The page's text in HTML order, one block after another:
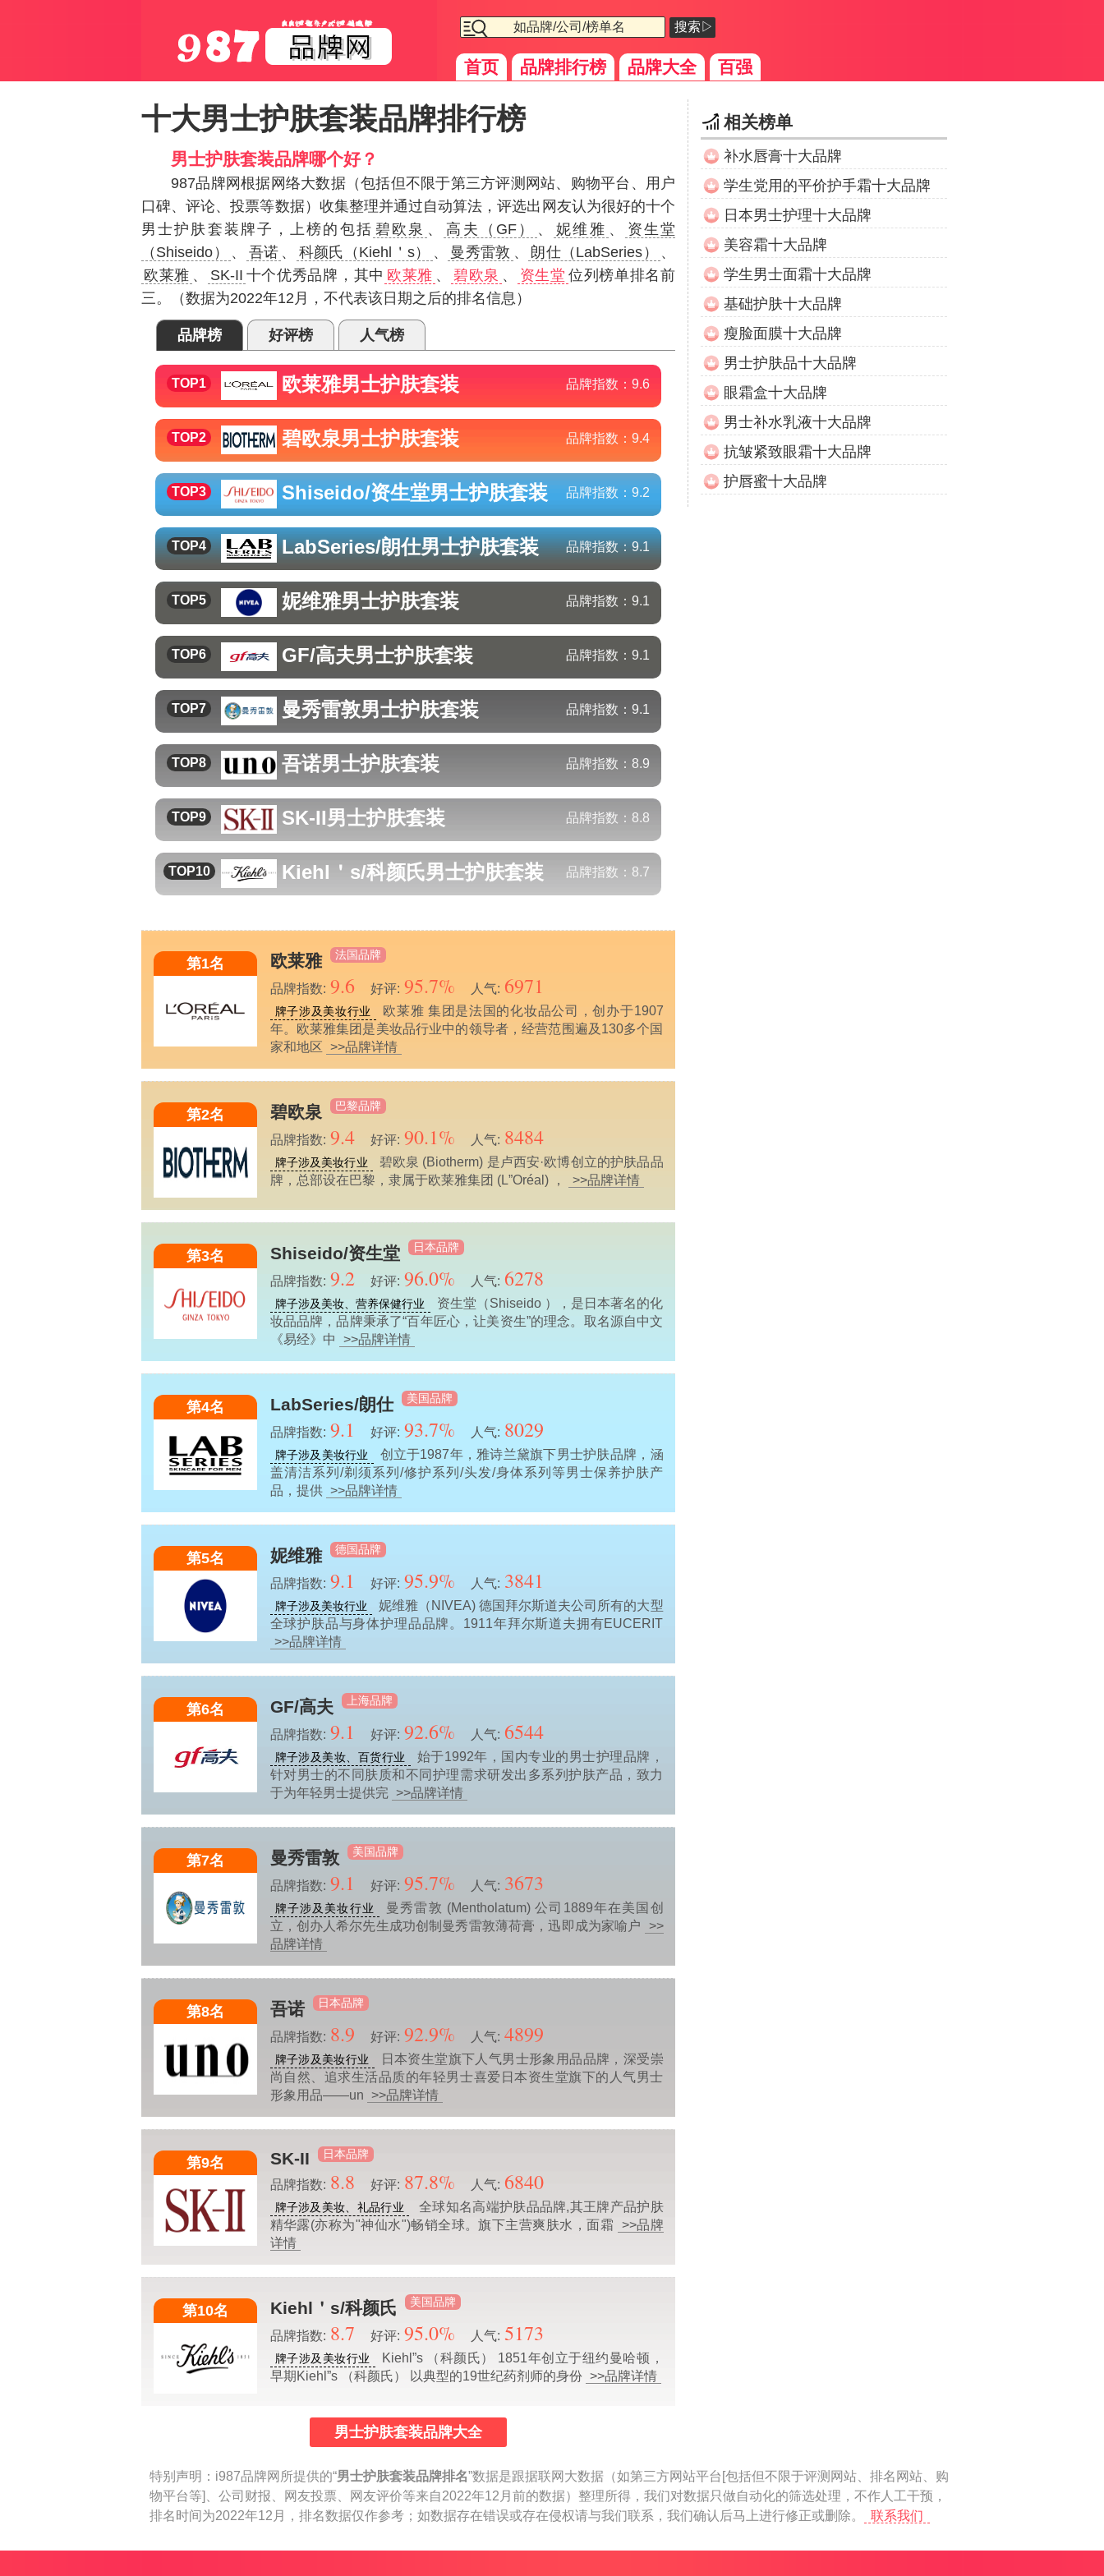
搜索▷
首页 品牌排行榜 品牌大全 百强
十大男士护肤套装品牌排行榜
男士护肤套装品牌哪个好？
987品牌网根据网络大数据（包括但不限于第三方评测网站、购物平台、用户
口碑、评论、投票等数据）收集整理并通过自动算法，评选出网友认为很好的十个
男士护肤套装牌子，上榜的包括 碧欧泉 、 高夫（GF） 、 妮维雅 、
资生堂
（Shiseido）
、 吾诺 、 科颜氏（Kiehl＇s） 、 曼秀雷敦 、 朗仕（LabSeries）
、
欧莱雅 、 SK-II 十个优秀品牌，其中 欧莱雅 、 碧欧泉 、 资生堂 位列榜单排名前
三。（数据为2022年12月，不代表该日期之后的排名信息）
品牌榜 好评榜 人气榜
TOP1 欧莱雅男士护肤套装 品牌指数： 9.6
TOP2 碧欧泉男士护肤套装 品牌指数： 9.4
TOP3 Shiseido/资生堂男士护肤套装 品牌指数： 9.2
TOP4 LabSeries/朗仕男士护肤套装 品牌指数：9.1
TOP5 妮维雅男士护肤套装 品牌指数： 9.1
TOP6 GF/高夫男士护肤套装 品牌指数： 9.1
TOP7 曼秀雷敦男士护肤套装 品牌指数： 9.1
TOP8 吾诺男士护肤套装 品牌指数： 8.9
TOP9 SK-II男士护肤套装 品牌指数： 8.8
TOP10 Kiehl＇s/科颜氏男士护肤套装 品牌指数： 8.7
第1名 欧莱雅 法国品牌
品牌指数: 9.6 好评: 95.7% 人气: 6971
牌子涉及美妆行业
欧莱雅 集团是法国的化妆品公司，创办于1907
年。欧莱雅集团是美妆品行业中的领导者，经营范围遍及130多个国
家和地区 >>品牌详情
第2名 碧欧泉 巴黎品牌
品牌指数: 9.4 好评: 90.1% 人气: 8484
牌子涉及美妆行业
碧欧泉 (Biotherm) 是卢西安·欧博创立的护肤品品
牌，总部设在巴黎，隶属于欧莱雅集团 (L”Oréal) ，
>>品牌详情
第3名 Shiseido/资生堂 日本品牌
品牌指数: 9.2 好评: 96.0% 人气: 6278
牌子涉及美妆、营养保健行业
资生堂（Shiseido ），是日本著名的化
妆品品牌，品牌秉承了“百年匠心，让美资生”的理念。取名源自中文
《易经》中
>>品牌详情
第4名 LabSeries/朗仕 美国品牌
品牌指数: 9.1 好评: 93.7% 人气: 8029
牌子涉及美妆行业
创立于1987年，雅诗兰黛旗下男士护肤品牌，涵
盖清洁系列/剃须系列/修护系列/头发/身体系列等男士保养护肤产
品，提供 >>品牌详情
第5名 妮维雅 德国品牌
品牌指数: 9.1 好评: 95.9% 人气: 3841
牌子涉及美妆行业
妮维雅（NIVEA) 德国拜尔斯道夫公司所有的大型
全球护肤品与身体护理品品牌。1911年拜尔斯道夫拥有EUCERIT
>>品牌详情
第6名 GF/高夫 上海品牌
品牌指数: 9.1 好评: 92.6% 人气: 6544
牌子涉及美妆、百货行业
始于1992年，国内专业的男士护理品牌，
针对男士的不同肤质和不同护理需求研发出多系列护肤产品，致力
于为年轻男士提供完 >>品牌详情
第7名 曼秀雷敦 美国品牌
品牌指数: 9.1 好评: 95.7% 人气: 3673
牌子涉及美妆行业
曼秀雷敦 (Mentholatum) 公司1889年在美国创
立，创办人希尔先生成功创制曼秀雷敦薄荷膏，迅即成为家喻户
>>
品牌详情
第8名 吾诺 日本品牌
品牌指数: 8.9 好评: 92.9% 人气: 4899
牌子涉及美妆行业
日本资生堂旗下人气男士形象用品品牌，深受崇
尚自然、追求生活品质的年轻男士喜爱日本资生堂旗下的人气男士
形象用品——un >>品牌详情
第9名 SK-II 日本品牌
品牌指数: 8.8 好评: 87.8% 人气: 6840
牌子涉及美妆、礼品行业
全球知名高端护肤品品牌,其王牌产品护肤
精华露(亦称为"神仙水")畅销全球。旗下主营爽肤水，面霜
>>品牌
详情
第10名 Kiehl＇s/科颜氏 美国品牌
品牌指数: 8.7 好评: 95.0% 人气: 5173
牌子涉及美妆行业
Kiehl”s （科颜氏） 1851年创立于纽约曼哈顿，
早期Kiehl”s （科颜氏） 以典型的19世纪药剂师的身份 >>品牌详情
男士护肤套装品牌大全
相关榜单
补水唇膏十大品牌
学生党用的平价护手霜十大品牌
日本男士护理十大品牌
美容霜十大品牌
学生男士面霜十大品牌
基础护肤十大品牌
瘦脸面膜十大品牌
男士护肤品十大品牌
眼霜盒十大品牌
男士补水乳液十大品牌
抗皱紧致眼霜十大品牌
护唇蜜十大品牌
特别声明： i987品牌网所提供的“男士护肤套装品牌排名”数据是跟据联网大数据（如第三方网站平台[包括但不限于评测网站、排名网站、购
物平台等]、公司财报、网友投票、网友评价等来自2022年12月前的数据）整理所得，我们对数据只做自动化的筛选处理，不作人工干预，
排名时间为2022年12月，排名数据仅作参考；如数据存在错误或存在侵权请与我们联系，我们确认后马上进行修正或删除。
联系我们